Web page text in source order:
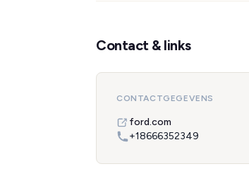
Contact & links
CONTACTGEGEVENS
ford.com
+18666352349